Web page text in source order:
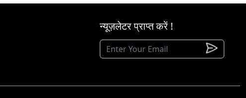
न्यूज़लेटर प्राप्त करें !